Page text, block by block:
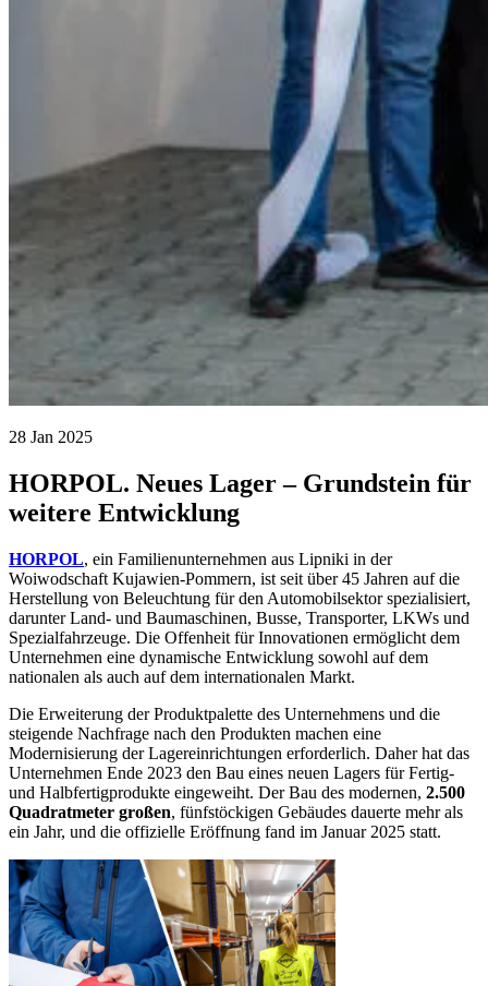
28 Jan 2025
HORPOL. Neues Lager – Grundstein für
weitere Entwicklung
HORPOL, ein Familienunternehmen aus Lipniki in der
Woiwodschaft Kujawien-Pommern, ist seit über 45 Jahren auf die
Herstellung von Beleuchtung für den Automobilsektor spezialisiert,
darunter Land- und Baumaschinen, Busse, Transporter, LKWs und
Spezialfahrzeuge. Die Offenheit für Innovationen ermöglicht dem
Unternehmen eine dynamische Entwicklung sowohl auf dem
nationalen als auch auf dem internationalen Markt.
Die Erweiterung der Produktpalette des Unternehmens und die
steigende Nachfrage nach den Produkten machen eine
Modernisierung der Lagereinrichtungen erforderlich. Daher hat das
Unternehmen Ende 2023 den Bau eines neuen Lagers für Fertig-
und Halbfertigprodukte eingeweiht. Der Bau des modernen, 2.500
Quadratmeter großen, fünfstöckigen Gebäudes dauerte mehr als
ein Jahr, und die offizielle Eröffnung fand im Januar 2025 statt.